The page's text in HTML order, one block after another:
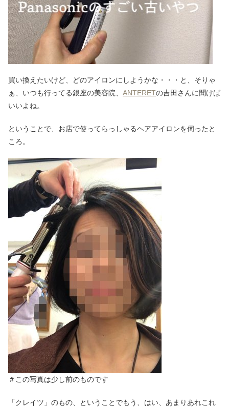
買い換えたいけど、どのアイロンにしようかな・・・と、そりゃ
ぁ、いつも行ってる銀座の美容院、 ANTERETの吉田さんに聞けば
いいよね。
ということで、お店で使ってらっしゃるヘアアイロンを伺ったと
ころ。
＃この写真は少し前のものです
「クレイツ」のもの、ということでもう、はい、あまりあれこれ